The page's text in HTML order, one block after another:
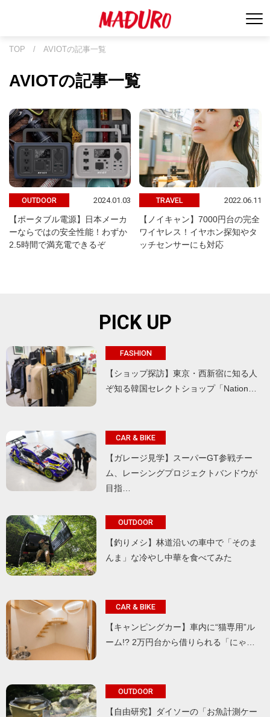
TOP / AVIOTの記事一覧
AVIOTの記事一覧
OUTDOOR 2024.01.03
【ポータブル電源】日本メーカ
ーならではの安全性能！わずか
2.5時間で満充電できるぞ
TRAVEL 2022.06.11
【ノイキャン】7000円台の完全
ワイヤレス！イヤホン探知やタ
ッチセンサーにも対応
PICK UP
FASHION
【ショップ探訪】東京・西新宿に知る人
ぞ知る韓国セレクトショップ「Nation…
CAR & BIKE
【ガレージ見学】スーパーGT参戦チー
ム、レーシングプロジェクトバンドウが
目指…
OUTDOOR
【釣りメシ】林道沿いの車中で「そのま
んま」な冷やし中華を食べてみた
CAR & BIKE
【キャンピングカー】車内に“猫専用”ル
ーム!? 2万円台から借りられる「にゃ…
OUTDOOR
【自由研究】ダイソーの「お魚計測ケー